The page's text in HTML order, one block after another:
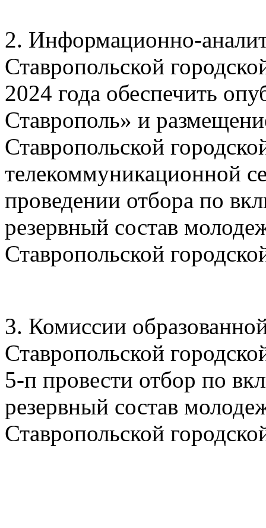
2. Информационно-
Ставропольской
2024 года обеспечить
Ставрополь» и
Ставропольской
телекоммуникационной
проведении отбора по
резервный состав
Ставропольской
3. Комиссии
Ставропольской
5-п провести отбор по
резервный состав
Ставропольской